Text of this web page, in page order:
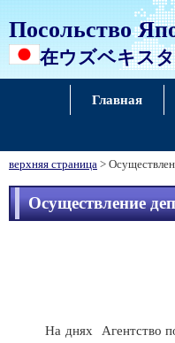
Посольство
在ウズベキス
Главная
верхняя страница >
Осуществление
На днях Агентство